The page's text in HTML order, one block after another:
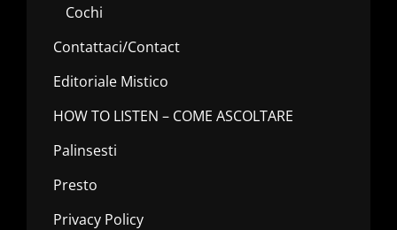
Cochi
Contattaci/Contact
Editoriale Mistico
HOW TO LISTEN – COME ASCOLTARE
Palinsesti
Presto
Privacy Policy